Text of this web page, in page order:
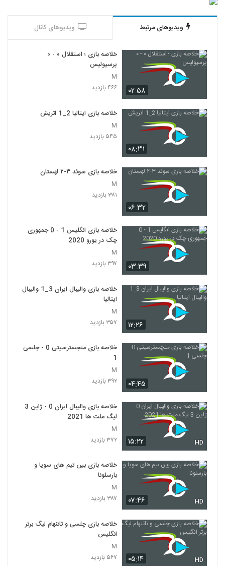
ویدیوهای مرتبط ویدیوهای کانال
۰۲:۵۸
خلاصه بازی ؛ استقلال ۰ - ۰
پرسپولیس
M
۴۶۶ بازدید
۰۸:۳۱
خلاصه بازی ایتالیا 2_1 اتريش
M
۵۴۵ بازدید
۰۶:۳۲
خلاصه بازی سوئد ۳-۲ لهستان
M
۳۸۱ بازدید
۰۳:۳۹
خلاصه بازی انگلیس 1 - 0 جمهوری
چک در یورو 2020
M
۳۹۷ بازدید
۱۲:۲۶
خلاصه بازی والیبال ایران 3_1 والیبال
ایتالیا
M
۳۵۷ بازدید
۰۴:۴۵
خلاصه بازی منچسترسیتی 0 - چلسی
1
M
۳۹۲ بازدید
۱۵:۲۲ HD
خلاصه بازی والیبال ایران 0 - ژاپن 3
لیگ ملت ها 2021
M
۳۷۲ بازدید
۰۷:۴۶ HD
خلاصه بازی بین تیم های سویا و
بارسلونا
M
۳۸۷ بازدید
۰۵:۱۴ HD
خلاصه بازی چلسی و تاتنهام لیگ برتر
انگلیس
M
۵۶۷ بازدید